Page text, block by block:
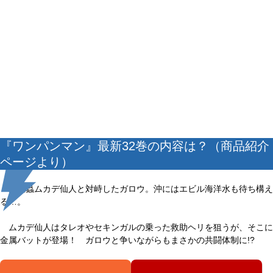
『ワンパンマン』最新32巻の内容は？（商品紹介
ページより）
大怪蟲ムカデ仙人と対峙したガロウ。沖にはエビル海洋水も待ち構え
る…。
ムカデ仙人はタレオやセキンガルの乗った救助ヘリを狙うが、そこに
金属バットが登場！ ガロウと争いながらもまさかの共闘体制に!?